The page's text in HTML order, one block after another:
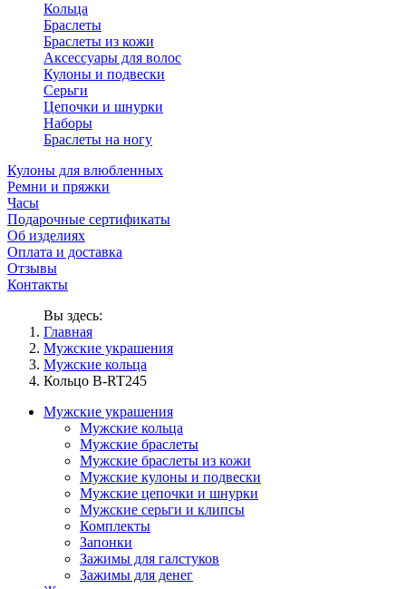
Кольца
Браслеты
Браслеты из кожи
Аксессуары для волос
Кулоны и подвески
Серьги
Цепочки и шнурки
Наборы
Браслеты на ногу
Кулоны для влюбленных
Ремни и пряжки
Часы
Подарочные сертификаты
Об изделиях
Оплата и доставка
Отзывы
Контакты
Вы здесь:
Главная
Мужские украшения
Мужские кольца
Кольцо B-RT245
Мужские украшения
Мужские кольца
Мужские браслеты
Мужские браслеты из кожи
Мужские кулоны и подвески
Мужские цепочки и шнурки
Мужские серьги и клипсы
Комплекты
Запонки
Зажимы для галстуков
Зажимы для денег